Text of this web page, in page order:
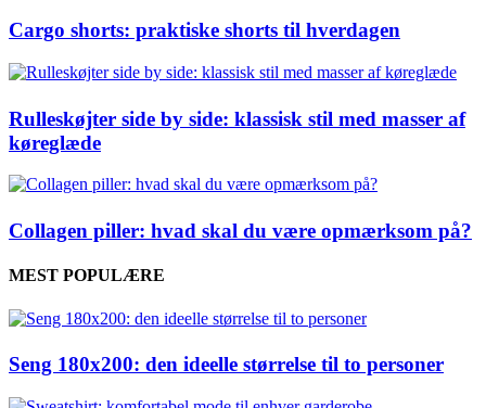
Cargo shorts: praktiske shorts til hverdagen
Rulleskøjter side by side: klassisk stil med masser af
køreglæde
Collagen piller: hvad skal du være opmærksom på?
MEST POPULÆRE
Seng 180x200: den ideelle størrelse til to personer